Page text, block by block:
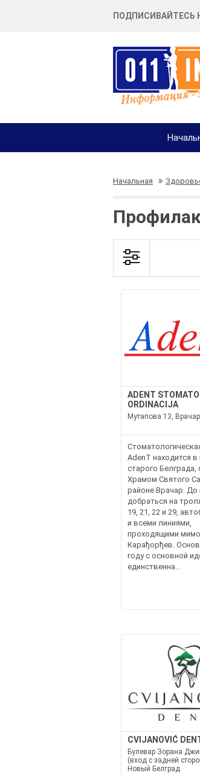
ПОДПИСИВАЙТЕСЬ
Начальная
ADENT
ORDINACIJA
Мутапова 13, Врачар
AdenT находится в
старого Белграда,
Храмом Святого
районе Врачар.
добраться на
19, 21, 22 и 29,
и всеми линиями,
проходящими
Карађорђев.
году с основной
единственна...
CVIJANOVIĆ
Булевар Зорана
(вход с задней
Новый Белград